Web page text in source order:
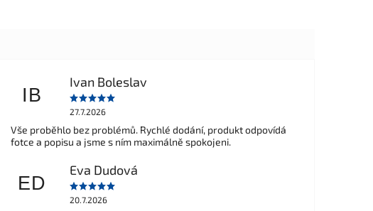
IB
Ivan Boleslav
27.7.2026
Vše proběhlo bez problémů. Rychlé dodání, produkt odpovídá
fotce a popisu a jsme s ním maximálně spokojeni.
ED
Eva Dudová
20.7.2026